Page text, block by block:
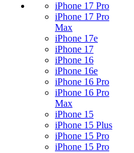
iPhone 17 Pro
iPhone 17 Pro
Max
iPhone 17e
iPhone 17
iPhone 16
iPhone 16e
iPhone 16 Pro
iPhone 16 Pro
Max
iPhone 15
iPhone 15 Plus
iPhone 15 Pro
iPhone 15 Pro